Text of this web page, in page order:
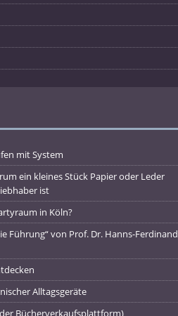
mit System
ein kleines Stück Papier oder Leder
ist
in Köln?
Führung“ von Prof. Dr. Hanns-Ferdinand
Alltagsgeräte
Bücherverkaufsplattform)